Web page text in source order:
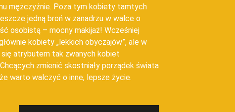
mężczyźnie. Poza tym kobiety tamtych
jedną broń w zanadrzu w walce o
osobistą – mocny makijaż! Wcześniej
kobiety „lekkich obyczajów”, ale w
się atrybutem tak zwanych kobiet
zmienić skostniały porządek świata
warto walczyć o inne, lepsze życie.